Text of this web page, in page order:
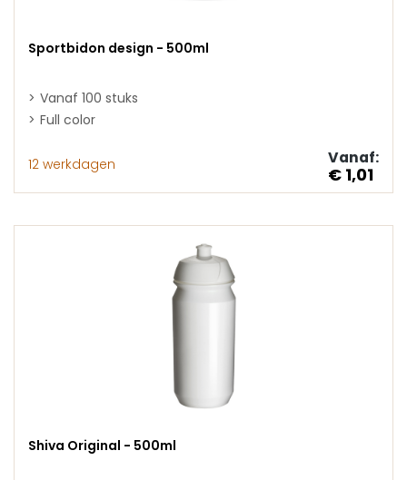
Sportbidon design - 500ml
Vanaf 100 stuks
Full color
12 werkdagen Vanaf:
€ 1,01
Shiva Original - 500ml